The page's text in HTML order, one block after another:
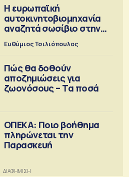
Η ευρωπαϊκή
αυτοκινητοβιομηχανία
αναζητά σωσίβιο στην
Κίνα
Ευθύμιος Τσιλιόπουλος
Πώς θα δοθούν
αποζημιώσεις για
ζωονόσους – Τα ποσά
ΟΠΕΚΑ: Ποιο βοήθημα
πληρώνεται την
Παρασκευή